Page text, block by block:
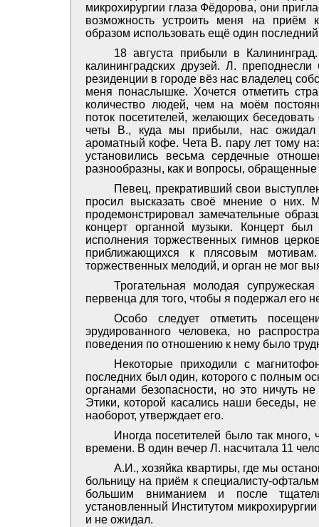
микрохирургии глаза Фёдорова, они
возможность устроить меня на приём
образом использовать ещё один
18 августа прибыли в
калининградских друзей. Л.
резиденции в городе вёз нас владелец
меня понаслышке. Хочется отметить
количество людей, чем на моём
поток посетителей, желающих
четы В., куда мы прибыли, нас ожидал
ароматный кофе. Чета В. пару лет тому
установились весьма сердечные
разнообразны, как и вопросы, обращенные
Певец, прекративший свои
просил высказать своё мнение о них.
продемонстрировал замечательные
концерт органной музыки. Концерт
исполнения торжественных гимнов
приближающихся к плясовым
торжественных мелодий, и орган не мог
Трогательная молодая
первенца для того, чтобы я подержал его
Особо следует отметить
эрудированного человека, но
поведения по отношению к нему было
Некоторые приходили с
последних был один, которого с полным
органами безопасности, но это ничуть
Этики, которой касались наши беседы,
наоборот, утверждает его.
Иногда посетителей было так
времени. В один вечер Л. насчитала 11
А.И., хозяйка квартиры, где мы
больницу на приём к специалисту-
большим вниманием и после
установленный Институтом
и не ожидал.